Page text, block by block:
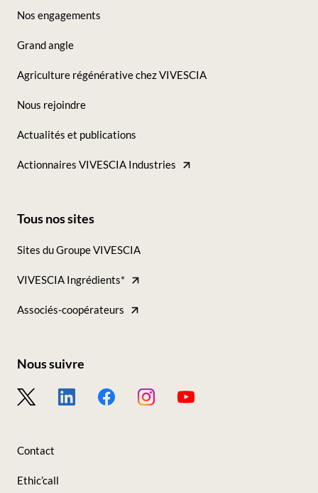
Seconde
colonne
Nos engagements
Grand angle
Agriculture régénérative chez VIVESCIA
Nous rejoindre
Actualités et publications
Actionnaires VIVESCIA Industries
Tous
nos
Tous nos sites
Sites du Groupe VIVESCIA
VIVESCIA Ingrédients*
Associés-coopérateurs
-
suivre
Nous suivre
Contact
Ethic’call